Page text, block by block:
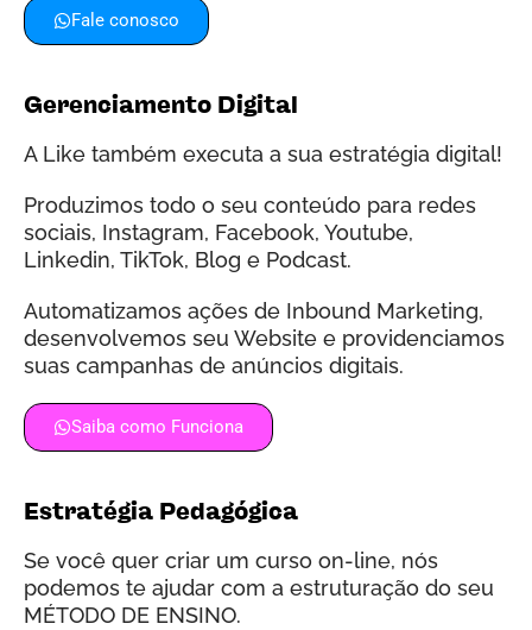
Fale conosco
Gerenciamento Digital
A Like também executa a sua estratégia digital!
Produzimos todo o seu conteúdo para redes
sociais, Instagram, Facebook, Youtube,
Linkedin, TikTok, Blog e Podcast.
Automatizamos ações de Inbound Marketing,
desenvolvemos seu Website e providenciamos
suas campanhas de anúncios digitais.
Saiba como Funciona
Estratégia Pedagógica
Se você quer criar um curso on-line, nós
podemos te ajudar com a estruturação do seu
MÉTODO DE ENSINO.